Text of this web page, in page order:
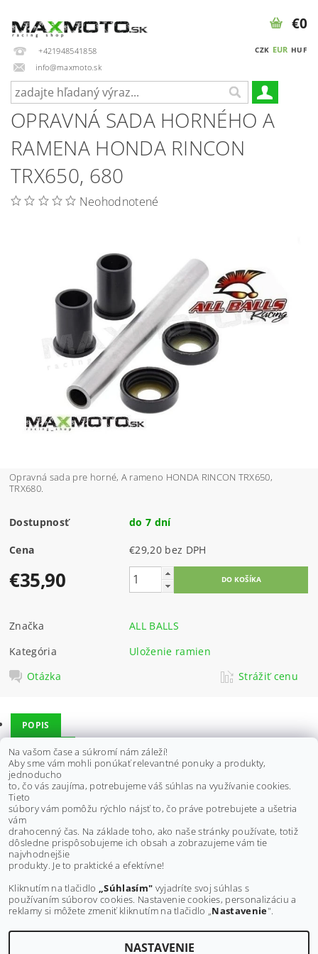
+421948541858
info@maxmoto.sk
CZK EUR HUF
€0
OPRAVNÁ SADA HORNÉHO A
RAMENA HONDA RINCON
TRX650, 680
Neohodnotené
Opravná sada pre horné, A rameno HONDA RINCON TRX650,
TRX680.
Dostupnosť do 7 dní
Cena €29,20 bez DPH
€35,90
Značka
ALL BALLS
Kategória
Uloženie ramien
Otázka
Strážiť cenu
POPIS
DISKUSIA
Vhodné pre HONDA - horné rameno
TRX650 Rincon 03-05,
TRX680 Rincon 06-14
Buďte prvý, kto napíše príspevok k tejto položke.
Na vašom čase a súkromí nám záleží!
Aby sme vám mohli ponúkať relevantné ponuky a produkty,
jednoducho
to, čo vás zaujíma, potrebujeme váš súhlas na využívanie cookies.
Tieto
súbory vám pomôžu rýchlo nájsť to, čo práve potrebujete a ušetria
vám
drahocenný čas. Na základe toho, ako naše stránky používate, totiž
dôsledne prispôsobujeme ich obsah a zobrazujeme vám tie
najvhodnejšie
produkty. Je to praktické a efektívne!
Kliknutím na tlačidlo „Súhlasím" vyjadríte svoj súhlas s
používaním súborov cookies. Nastavenie cookies, personalizáciu a
reklamy si môžete zmeniť kliknutím na tlačidlo „Nastavenie".
NASTAVENIE